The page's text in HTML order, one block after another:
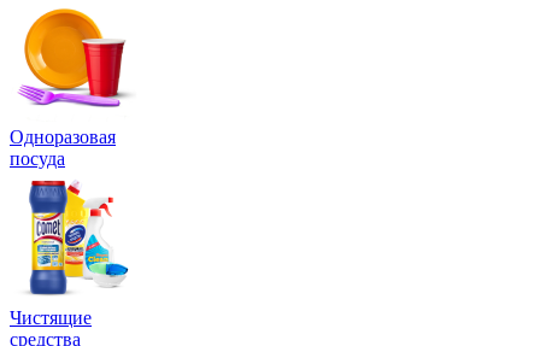
Одноразовая
посуда
Чистящие
средства